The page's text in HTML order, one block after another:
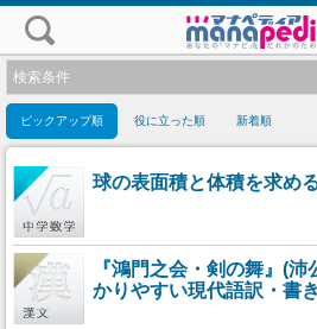
検索条件
ピックアップ順 役に立った順 新着順
球の表面積と体積を求め
『鴻門之会・剣の舞』(
かりやすい現代語訳・書